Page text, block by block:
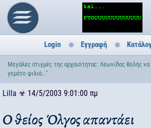
Login Εγγραφή
Μεγάλες στιγμές της αρχαιότητας: Λεωνίδας Βελής
γεμάτο φιλιά..."
Lilla ☣ 14/5/2003 9:01:00 πμ
Ο θείος Όλγος απαντάει